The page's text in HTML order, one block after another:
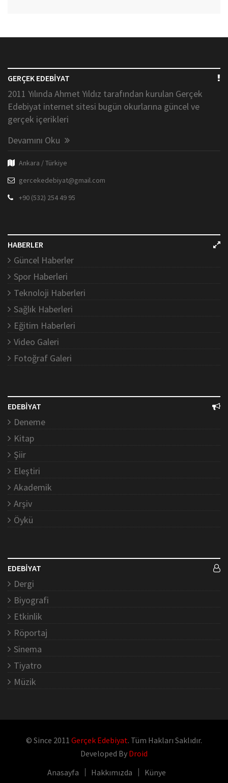
GERÇEK EDEBİYAT
2011 Yılında Ahmet Yıldız tarafından kurulan Gerçek
Edebiyat internet sitesi bugün okurlarına güncel ve
gerçek içerikleri
Devamını Oku
Ankara / Türkiye
gercekedebiyat@gmail.com
+90 (532) 254 49 95
HABERLER
Güncel Haberler
Spor Haberleri
Teknoloji Haberleri
Sağlık Haberleri
Eğitim Haberleri
Video Galeri
Fotoğraf Galeri
EDEBİYAT
Deneme
Kitap
Şiir
Eleştiri
Akademik
Arşiv
Öykü
EDEBİYAT
Dergi
Biyografi
Etkinlik
Röportaj
Sinema
Tiyatro
Müzik
© Since 2011 Gerçek Edebiyat. Tüm Hakları Saklıdır.
Developed By Droid
Anasayfa
Hakkımızda Künye